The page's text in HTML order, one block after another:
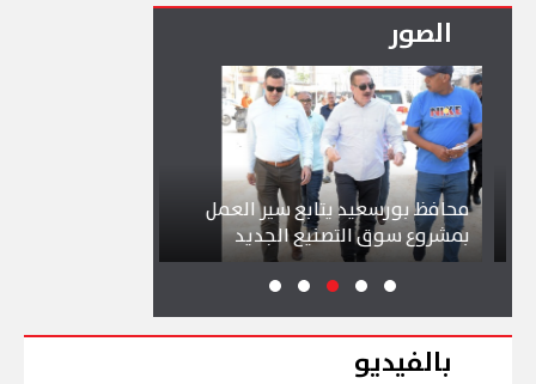
الصور
محافظ بورسعيد يتابع سير العمل
بمشروع سوق التصنيع الجديد
بالفيديو